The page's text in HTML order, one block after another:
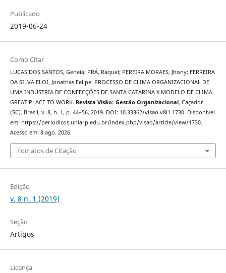
Publicado
2019-06-24
Como Citar
LUCAS DOS SANTOS, Geneia; PRÁ, Raquel; PEREIRA MORAES, Jhony; FERREIRA
DA SILVA ELOI, Jonathas Felipe. PROCESSO DE CLIMA ORGANIZACIONAL DE
UMA INDÚSTRIA DE CONFECÇÕES DE SANTA CATARINA X MODELO DE CLIMA
GREAT PLACE TO WORK. Revista Visão: Gestão Organizacional, Caçador
(SC), Brasil, v. 8, n. 1, p. 44–56, 2019. DOI: 10.33362/visao.v8i1.1730. Disponível
em: https://periodicos.uniarp.edu.br/index.php/visao/article/view/1730.
Acesso em: 8 ago. 2026.
Fomatos de Citação
Edição
v. 8 n. 1 (2019)
Seção
Artigos
Licença